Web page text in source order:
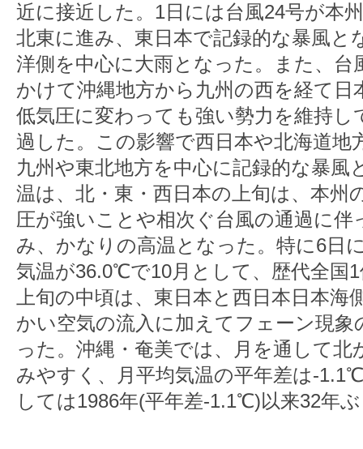
近に接近した。1日には台風24号が本
北東に進み、東日本で記録的な暴風と
洋側を中心に大雨となった。また、台
かけて沖縄地方から九州の西を経て日
低気圧に変わっても強い勢力を維持し
過した。この影響で西日本や北海道地
九州や東北地方を中心に記録的な暴風
温は、北・東・西日本の上旬は、本州
圧が強いことや相次ぐ台風の通過に
み、かなりの高温となった。特に6日
気温が36.0℃で10月として、歴代全国
上旬の中頃は、東日本と西日本日本
かい空気の流入に加えてフェーン現
った。沖縄・奄美では、月を通して
みやすく、月平均気温の平年差は-
しては1986年(平年差-1.1℃)以来32年